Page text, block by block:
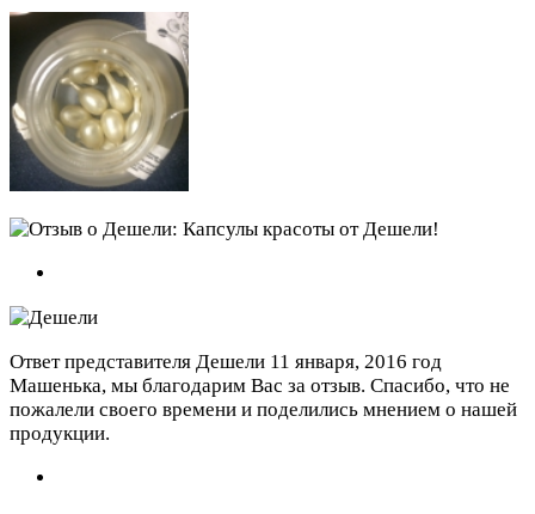
Ответ представителя Дешели 11 января, 2016 год
Машенька, мы благодарим Вас за отзыв. Спасибо, что не
пожалели своего времени и поделились мнением о нашей
продукции.